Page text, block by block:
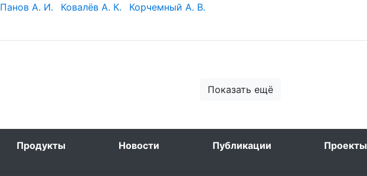
Панов А. И.
Ковалёв А. К. Корчемный А. В.
Показать ещё
Продукты Новости Публикации Проекты